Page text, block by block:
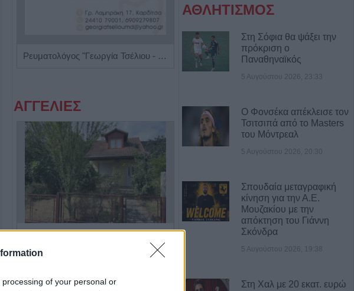
of your personal or
Ρευματολόγος "Γεωργία Τσέλιου - Κατσούλη"
ΑΓΓΕΛΙΕΣ
ΑΘΛΗΤΙΣΜΟΣ
Στη Σόφια θα ψάξει την
πρόκριση ο
Παναθηναϊκός
5 Αυγούστου 2026, 23:33
Ο Φονσέκα απέκλεισε τον
Τσιτσιπά από το Masters
του Μόντρεαλ
5 Αυγούστου 2026, 20:30
Σπουδαία μεταγραφική
κίνηση για την Α.Ε.
Μουζακίου με την
απόκτηση του Γιάννη
Σκόνδρα
5 Αυγούστου 2026, 19:38
Στη Χαλ με 20 εκατ. ευρώ